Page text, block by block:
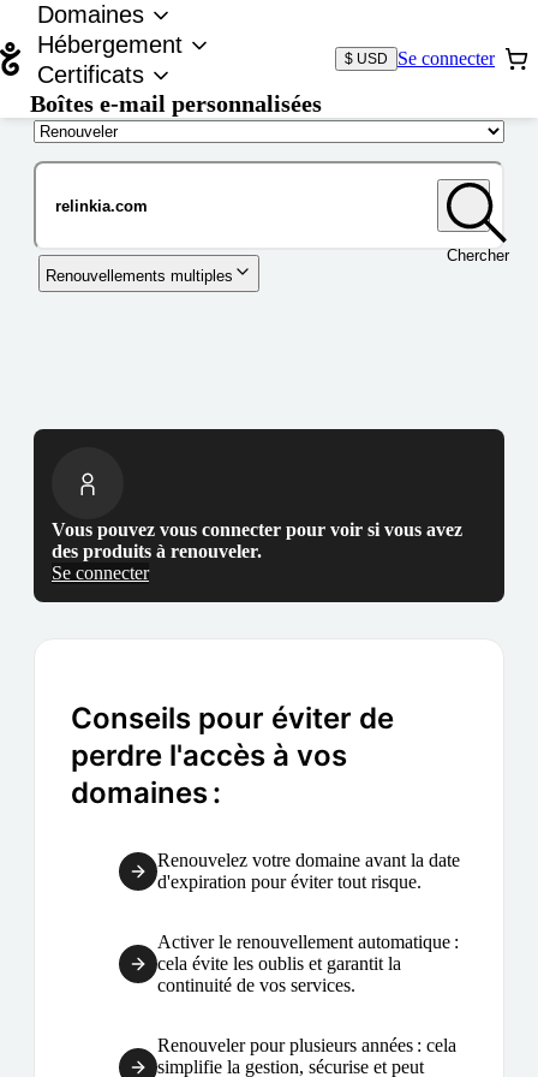
Domaines
Hébergement
Certificats
Boîtes e-mail personnalisées
$ USD Se connecter
Chercher
Renouvellements multiples
Vous pouvez vous connecter pour voir si vous avez
des produits à renouveler.
Se connecter
Conseils pour éviter de
perdre l'accès à vos
domaines :
Renouvelez votre domaine avant la date
d'expiration pour éviter tout risque.
Activer le renouvellement automatique :
cela évite les oublis et garantit la
continuité de vos services.
Renouveler pour plusieurs années : cela
simplifie la gestion, sécurise et peut